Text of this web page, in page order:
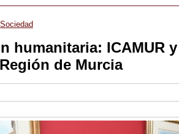
Sociedad
humanitaria: ICAMUR
de Murcia